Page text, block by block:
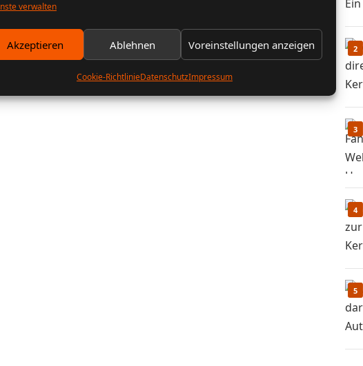
verwalten
Akzeptieren Ablehnen Voreinstellungen anzeigen
Cookie-RichtlinieDatenschutzImpressum
2
3
4
5